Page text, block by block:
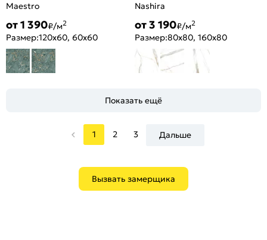
Maestro
от 1 390₽/м2
Размер:120x60, 60x60
Nashira
от 3 190₽/м2
Размер:80x80, 160x80
Показать ещё
1 2 3 Дальше
Вызвать замерщика